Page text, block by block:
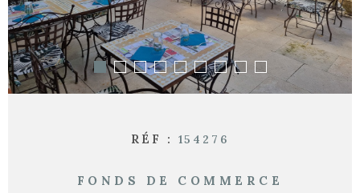
RÉF : 154276
FONDS DE COMMERCE